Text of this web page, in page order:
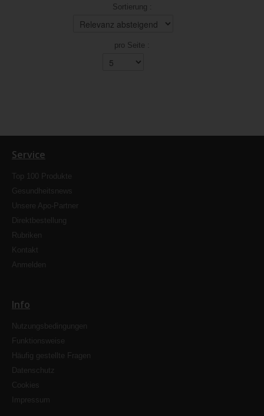
Sortierung :
pro Seite :
Service
Top 100 Produkte
Gesundheitsnews
Unsere Apo-Partner
Direktbestellung
Rubriken
Kontakt
Anmelden
Info
Nutzungsbedingungen
Funktionsweise
Häufig gestellte Fragen
Datenschutz
Cookies
Impressum